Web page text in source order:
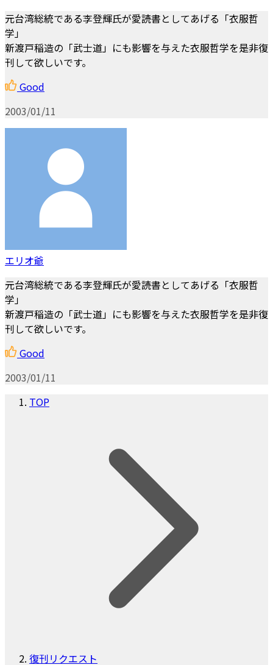
元台湾総統である李登輝氏が愛読書としてあげる「衣服哲
学」
新渡戸稲造の「武士道」にも影響を与えた衣服哲学を是非復
刊して欲しいです。
Good
2003/01/11
エリオ爺
元台湾総統である李登輝氏が愛読書としてあげる「衣服哲
学」
新渡戸稲造の「武士道」にも影響を与えた衣服哲学を是非復
刊して欲しいです。
Good
2003/01/11
TOP
復刊リクエスト